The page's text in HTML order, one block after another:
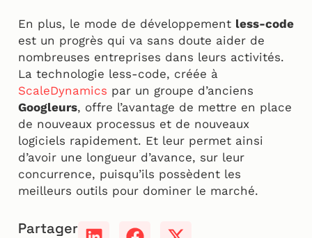
En plus, le mode de développement less-code
est un progrès qui va sans doute aider de
nombreuses entreprises dans leurs activités.
La technologie less-code, créée à
ScaleDynamics par un groupe d’anciens
Googleurs, offre l’avantage de mettre en place
de nouveaux processus et de nouveaux
logiciels rapidement. Et leur permet ainsi
d’avoir une longueur d’avance, sur leur
concurrence, puisqu’ils possèdent les
meilleurs outils pour dominer le marché.
Partager